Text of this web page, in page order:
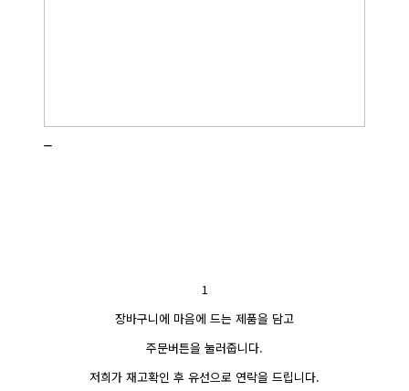
1
장바구니에 마음에 드는 제품을 담고
주문버튼을 눌러줍니다.
저희가 재고확인 후 유선으로 연락을 드립니다.